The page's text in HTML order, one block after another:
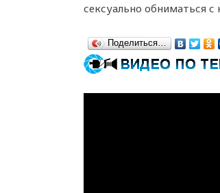
сексуально обниматься
Поделиться…